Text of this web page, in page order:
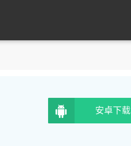
安卓下载